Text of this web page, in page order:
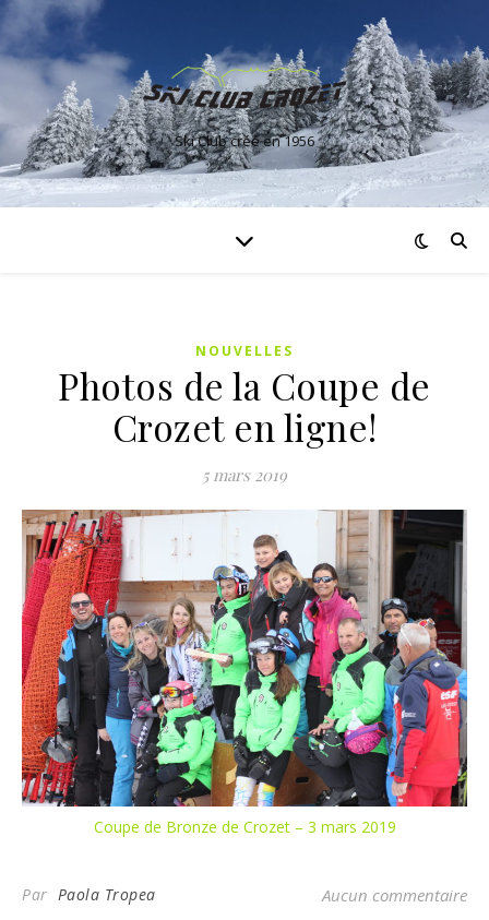
Ski Club créé en 1956
NOUVELLES
Photos de la Coupe de
Crozet en ligne!
5 mars 2019
Coupe de Bronze de Crozet – 3 mars 2019
Par Paola Tropea Aucun commentaire